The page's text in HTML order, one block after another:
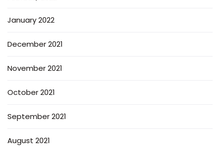
January 2022
December 2021
November 2021
October 2021
September 2021
August 2021